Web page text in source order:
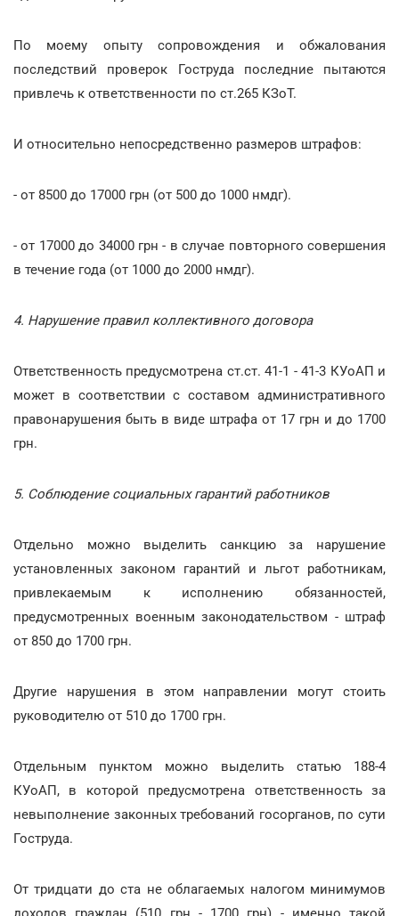
По моему опыту сопровождения и обжалования
последствий проверок Гоструда последние пытаются
привлечь к ответственности по ст.265 КЗоТ.
И относительно непосредственно размеров штрафов:
- от 8500 до 17000 грн (от 500 до 1000 нмдг).
- от 17000 до 34000 грн - в случае повторного совершения
в течение года (от 1000 до 2000 нмдг).
4. Нарушение правил коллективного договора
Ответственность предусмотрена ст.ст. 41-1 - 41-3 КУоАП и
может в соответствии с составом административного
правонарушения быть в виде штрафа от 17 грн и до 1700
грн.
5. Соблюдение социальных гарантий работников
Отдельно можно выделить санкцию за нарушение
установленных законом гарантий и льгот работникам,
привлекаемым к исполнению обязанностей,
предусмотренных военным законодательством - штраф
от 850 до 1700 грн.
Другие нарушения в этом направлении могут стоить
руководителю от 510 до 1700 грн.
Отдельным пунктом можно выделить статью 188-4
КУоАП, в которой предусмотрена ответственность за
невыполнение законных требований госорганов, по сути
Гоструда.
От тридцати до ста не облагаемых налогом минимумов